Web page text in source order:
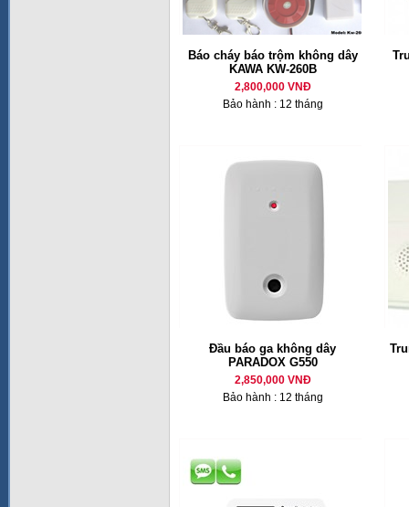
Báo cháy báo trộm không dây
KAWA KW-260B
2,800,000 VNĐ
Bảo hành : 12 tháng
Đầu báo ga không dây
PARADOX G550
2,850,000 VNĐ
Bảo hành : 12 tháng